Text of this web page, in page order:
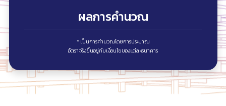
ผลการคำนวณ
* เป็นการคำนวณโดยการประมาณ
อัตราจริงขึ้นอยู่กับเงื่อนไขของแต่ละธนาคาร